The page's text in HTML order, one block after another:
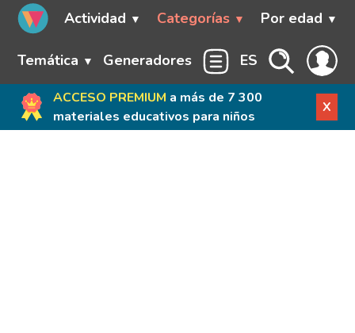
Actividad Categorías Por edad
Temática Generadores ES
ACCESO PREMIUM a más de 7 300
materiales educativos para niños
X